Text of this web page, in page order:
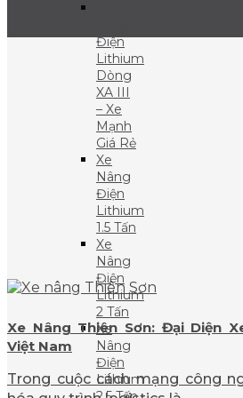
Điện
Lithium
Dòng
XA III
– Xe
Mạnh
Giá Rẻ
Xe
Nâng
Điện
Lithium
1.5 Tấn
Xe
Nâng
Điện
Lithium
2 Tấn
Xe
Nâng
Điện
Lithium
Xe Nâng Thiên Sơn: Đại Diện
Việt Nam
Trong cuộc cách mạng công